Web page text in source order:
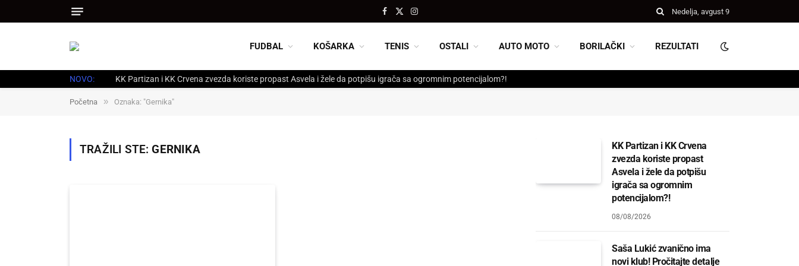
Facebook
X
Instagram
Nedelja, avgust 9
FUDBAL KOŠARKA TENIS OSTALI AUTO MOTO BORILAČKI REZULTATI
NOVO: KK Partizan i KK Crvena zvezda koriste propast Asvela i žele da potpišu igrača sa ogromnim potencijalom?!
Početna » Oznaka: "Gernika"
TRAŽILI STE:GERNIKA
KK Partizan i KK Crvena
zvezda koriste propast
Asvela i žele da potpišu
igrača sa ogromnim
potencijalom?!
08/08/2026
Saša Lukić zvanično ima
novi klub! Pročitajte detalje